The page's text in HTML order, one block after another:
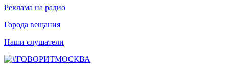
Реклама на радио
Города вещания
Наши слушатели